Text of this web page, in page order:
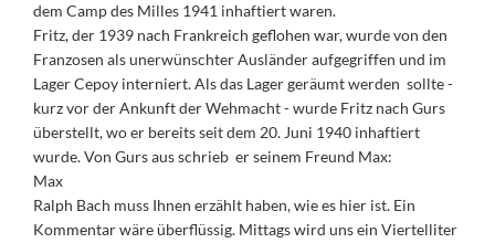
dem Camp des Milles 1941 inhaftiert waren.
Fritz, der 1939 nach Frankreich geflohen war, wurde von den
Franzosen als unerwünschter Ausländer aufgegriffen und im
Lager Cepoy interniert. Als das Lager geräumt werden sollte -
kurz vor der Ankunft der Wehmacht - wurde Fritz nach Gurs
überstellt, wo er bereits seit dem 20. Juni 1940 inhaftiert
wurde. Von Gurs aus schrieb er seinem Freund Max:
Max
Ralph Bach muss Ihnen erzählt haben, wie es hier ist. Ein
Kommentar wäre überflüssig. Mittags wird uns ein Viertelliter